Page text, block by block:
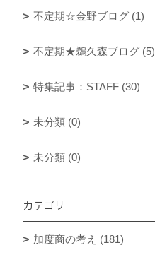
不定期☆金野ブログ (1)
不定期★鵜久森ブログ (5)
特集記事：STAFF (30)
未分類 (0)
未分類 (0)
カテゴリ
加度商の考え (181)